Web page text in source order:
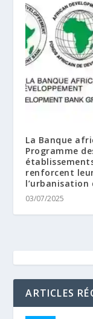
La Banque
Programme
renforcent
l’urbanisation
03/07/2025
ARTICLES